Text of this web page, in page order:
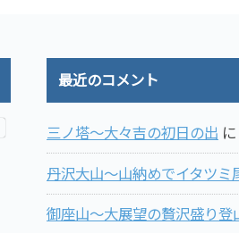
最近のコメント
三ノ塔～大々吉の初日の出 に
丹沢大山～山納めでイタツミ
御座山～大展望の贅沢盛り登